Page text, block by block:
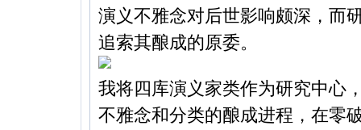
演义不雅念对后世影响颇深，而
追索其酿成的原委。
我将四库演义家类作为研究中心
不雅念和分类的酿成进程，在零